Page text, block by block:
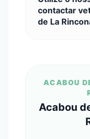
contactar
de La
ACABOU
Acabou